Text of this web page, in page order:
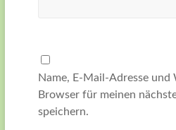
Name, E-Mail-Adresse und
Browser für meinen
speichern.